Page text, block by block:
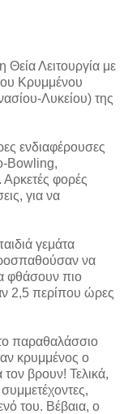
Λειτουργία με
Κρυμμένου
Λυκείου) της
ενδιαφέρουσες
Bowling,
φορές
για να
γεμάτα
να
φθάσουν πιο
2,5 περίπου ώρες
παραθαλάσσιο
κρυμμένος ο
βρουν! Τελικά,
του. Βέβαια, ο